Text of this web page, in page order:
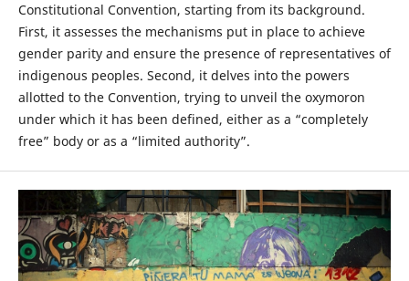
Constitutional Convention, starting from its background.
First, it assesses the mechanisms put in place to achieve
gender parity and ensure the presence of representatives of
indigenous peoples. Second, it delves into the powers
allotted to the Convention, trying to unveil the oxymoron
under which it has been defined, either as a “completely
free” body or as a “limited authority”.